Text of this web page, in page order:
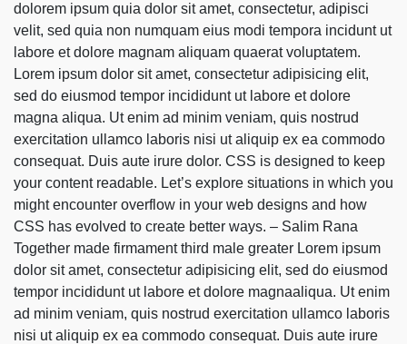
dolorem ipsum quia dolor sit amet, consectetur, adipisci
velit, sed quia non numquam eius modi tempora incidunt ut
labore et dolore magnam aliquam quaerat voluptatem.
Lorem ipsum dolor sit amet, consectetur adipisicing elit,
sed do eiusmod tempor incididunt ut labore et dolore
magna aliqua. Ut enim ad minim veniam, quis nostrud
exercitation ullamco laboris nisi ut aliquip ex ea commodo
consequat. Duis aute irure dolor. CSS is designed to keep
your content readable. Let’s explore situations in which you
might encounter overflow in your web designs and how
CSS has evolved to create better ways. – Salim Rana
Together made firmament third male greater Lorem ipsum
dolor sit amet, consectetur adipisicing elit, sed do eiusmod
tempor incididunt ut labore et dolore magnaaliqua. Ut enim
ad minim veniam, quis nostrud exercitation ullamco laboris
nisi ut aliquip ex ea commodo consequat. Duis aute irure